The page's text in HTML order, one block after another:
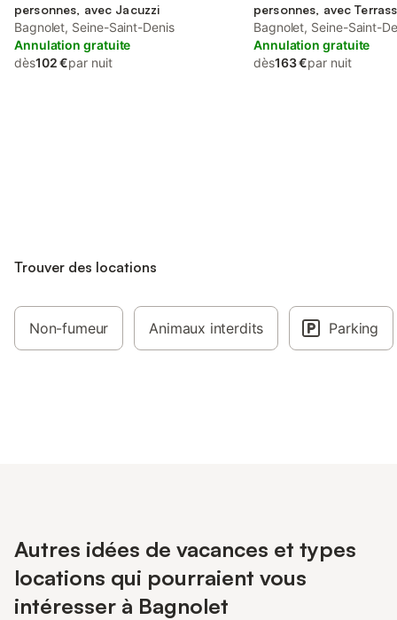
personnes, avec Jacuzzi
Bagnolet, Seine-Saint-Denis
Annulation gratuite
dès102 €par nuit
personnes, avec
Bagnolet, Seine-Saint-
Annulation gratuite
dès163 €par nuit
Trouver des locations
Non-fumeur Animaux interdits Parking
Autres idées de vacances et types
locations qui pourraient vous
intéresser à Bagnolet